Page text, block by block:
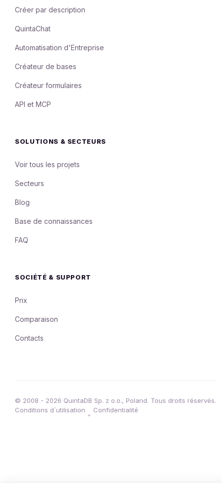
Créer par description
QuintaChat
Automatisation d'Entreprise
Créateur de bases
Créateur formulaires
API et MCP
SOLUTIONS & SECTEURS
Voir tous les projets
Secteurs
Blog
Base de connaissances
FAQ
SOCIÉTÉ & SUPPORT
Prix
Comparaison
Contacts
© 2008 - 2026 QuintaDB Sp. z o.o., Poland. Tous droits réservés.
Conditions d`utilisation
•
Confidentialité